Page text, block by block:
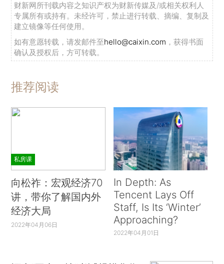
财新网所刊载内容之知识产权为财新传媒及/或相关权利人
专属所有或持有。未经许可，禁止进行转载、摘编、复制及
建立镜像等任何使用。
如有意愿转载，请发邮件至hello@caixin.com ，获得书面
确认及授权后，方可转载。
推荐阅读
私房课
向松祚：宏观经济70
讲，带你了解国内外
经济大局
2022年04月06日
In Depth: As
Tencent Lays Off
Staff, Is Its ‘Winter’
Approaching?
2022年04月01日